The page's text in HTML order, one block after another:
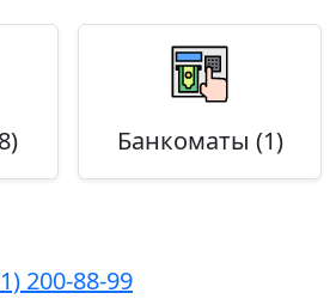
Банкоматы (1)
200-88-99